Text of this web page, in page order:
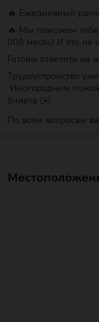
🔥 Ежедневный
🔥 Мы поможем
000 месяц! И это не
Готовы ответить на
Трудоустройство
Иногородним
билета ✉️
По всем вопросам